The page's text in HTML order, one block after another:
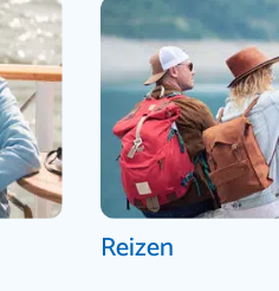
Reizen